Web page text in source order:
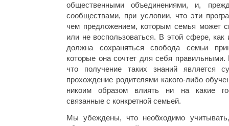
общественными объединениями, и,
сообществами, при условии, что эти
чем предложением, которым семья может
или не воспользоваться. В этой сфере,
должна сохраняться свобода семьи
которые она сочтет для себя
что получение таких знаний является
прохождение родителями какого-либо
никоим образом влиять ни на какие
связанные с конкретной семьей.
Мы убеждены, что необходимо